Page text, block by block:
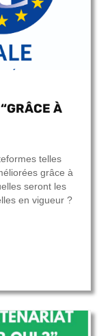
À
telles
grâce à
seront les
en vigueur ?